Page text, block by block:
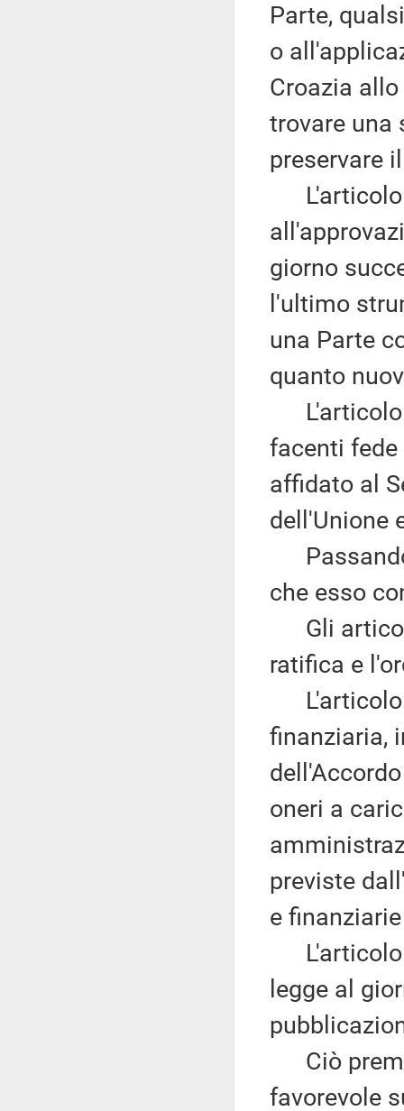
Parte,
o
Croazia
trovare una
preservare
L'articolo
giorno
l'ultimo
una Parte
quanto
L'articolo
facenti fede
affidato al
dell'Unione
che esso
Gli articoli
ratifica e
L'articolo
finanziaria,
oneri a
previste
e
L'articolo
legge al
Ciò
favorevole